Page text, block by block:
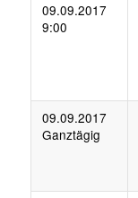
09.09.2017
9:00
09.09.2017
Ganztägig